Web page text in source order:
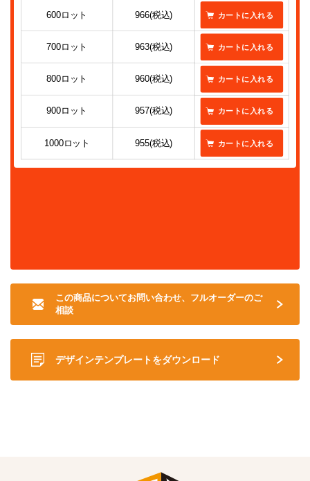
600ロット 966(税込)
700ロット 963(税込)
800ロット 960(税込)
900ロット 957(税込)
1000ロット 955(税込)
この商品についてお問い合わせ、フルオーダーのご
相談
デザインテンプレートをダウンロード